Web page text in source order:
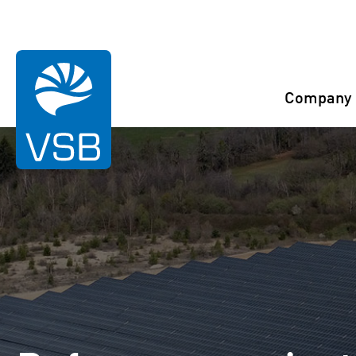
Company
Rahaselkä wind farm
Juurakko wind farm
Karahka wind farm
You are here: